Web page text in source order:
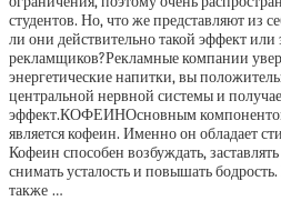
студентов. Но, что же представляют из
ли они действительно такой эффект
рекламщиков?Рекламные компании
энергетические напитки, вы
центральной нервной системы и
эффект.КОФЕИНОсновным
является кофеин. Именно он обладает
Кофеин способен возбуждать,
снимать усталость и повышать
также …